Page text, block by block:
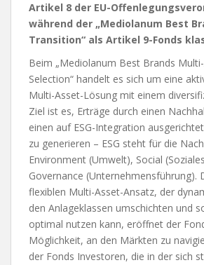
Artikel 8 der EU-
während der „Mediolanum Best
Transition“ als Artikel 9-Fonds
Beim „Mediolanum Best Brands Multi-
Selection“ handelt es sich um eine
Multi-Asset-Lösung mit einem
Ziel ist es, Erträge durch einen
einen auf ESG-Integration
zu generieren – ESG steht für die
Environment (Umwelt), Social
Governance (Unternehmensführung).
flexiblen Multi-Asset-Ansatz, der
den Anlageklassen umschichten und
optimal nutzen kann, eröffnet der
Möglichkeit, an den Märkten zu
der Fonds Investoren, die in der sich